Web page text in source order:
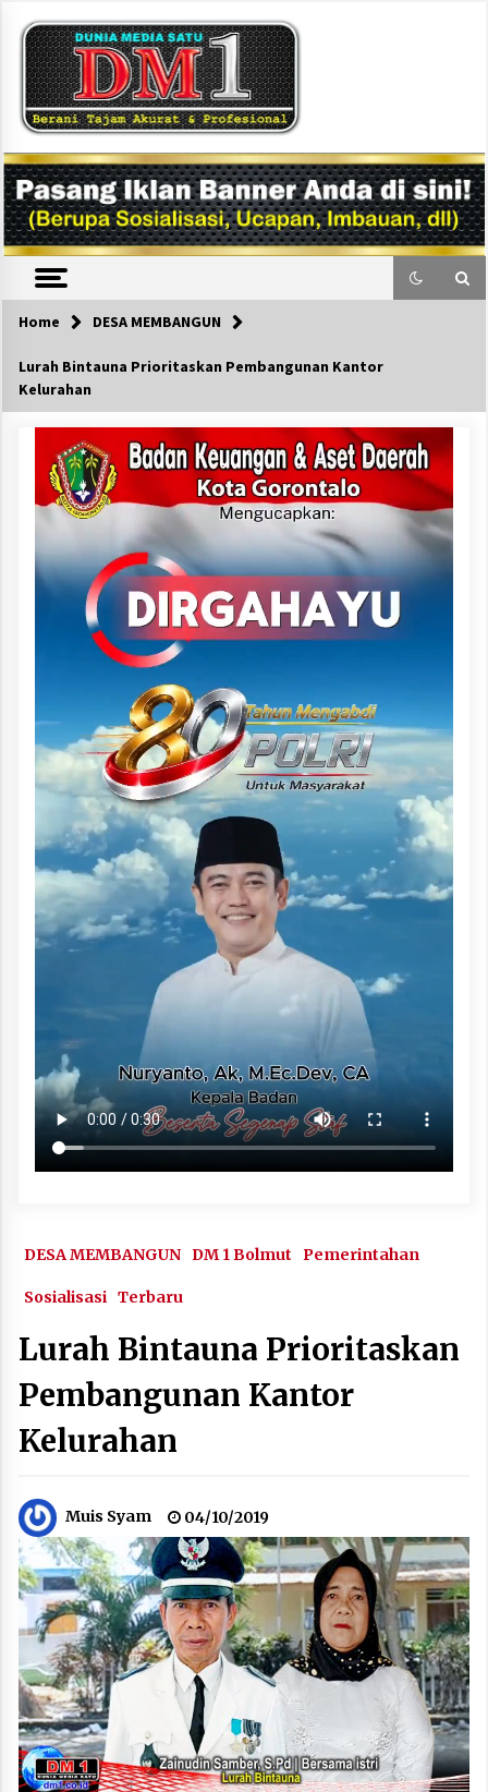
content
DM1
Home DESA MEMBANGUN
Lurah Bintauna Prioritaskan Pembangunan Kantor
Kelurahan
DESA MEMBANGUN DM 1 Bolmut Pemerintahan
Sosialisasi Terbaru
Lurah Bintauna Prioritaskan
Pembangunan Kantor
Kelurahan
Muis Syam 04/10/2019